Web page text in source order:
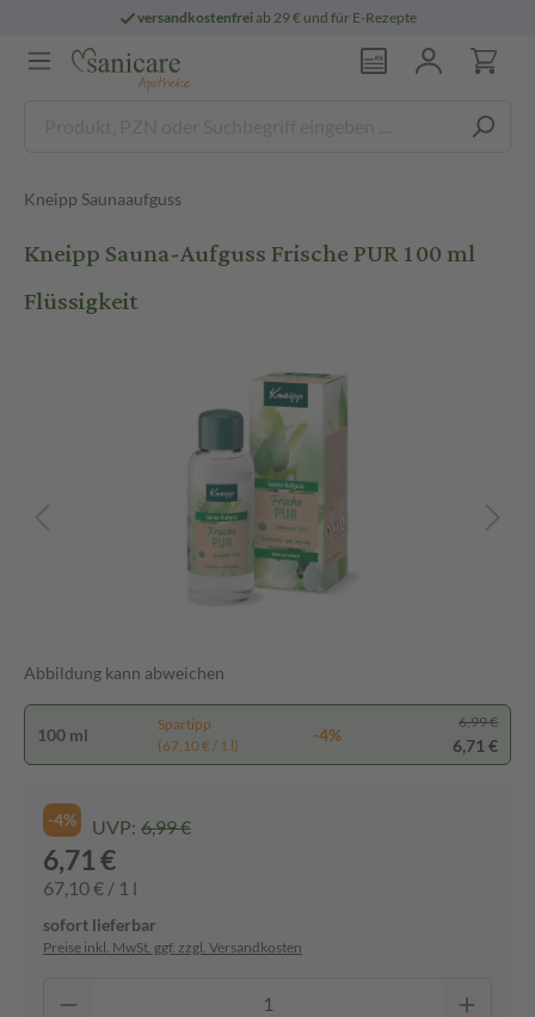
versandkostenfreiab 29 € und für E-Rezepte
Kneipp Saunaaufguss
Kneipp Sauna-Aufguss Frische PUR 100 ml
Flüssigkeit
Abbildung kann abweichen
100 ml
Spartipp
(67,10 € / 1 l)
-4%
6,99 €
6,71 €
-4% UVP: 6,99 €
6,71 €
67,10 € / 1 l
sofort lieferbar
Preise inkl. MwSt. ggf. zzgl. Versandkosten